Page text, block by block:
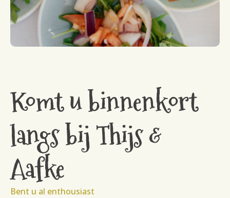
Komt u binnenkort
langs bij Thijs &
Aafke
Bent u al enthousiast